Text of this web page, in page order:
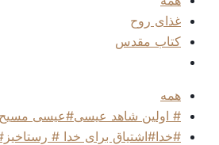
غذای روح
کتاب مقدس
همه
# اولین شاهد عیسی#عیسی مسیح
#خدا#اشتیاق برای خدا #